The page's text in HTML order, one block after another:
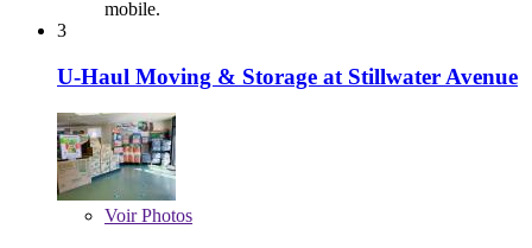
mobile.
3
U-Haul Moving & Storage at Stillwater Avenue
VoirPhotos